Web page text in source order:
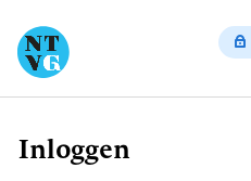
Kruimelpad
Inloggen